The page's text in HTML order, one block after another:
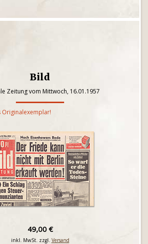
Bild
Zeitung vom Mittwoch, 16.01.1957
49,00 €
inkl. MwSt. zzgl. Versand